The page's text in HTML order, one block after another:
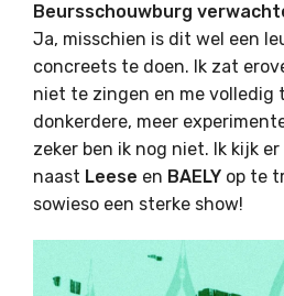
Beursschouwburg
Ja, misschien is dit wel een
concreets te doen. Ik zat
niet te zingen en me volledig
donkerdere, meer
zeker ben ik nog niet. Ik kijk
naast Leese en BAELY op te
sowieso een sterke show!